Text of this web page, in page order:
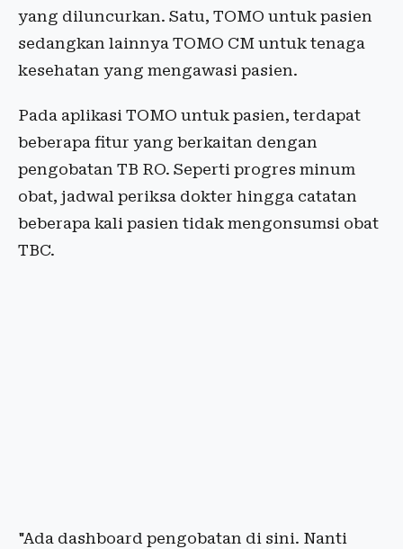
yang diluncurkan. Satu, TOMO untuk pasien
sedangkan lainnya TOMO CM untuk tenaga
kesehatan yang mengawasi pasien.
Pada aplikasi TOMO untuk pasien, terdapat
beberapa fitur yang berkaitan dengan
pengobatan TB RO. Seperti progres minum
obat, jadwal periksa dokter hingga catatan
beberapa kali pasien tidak mengonsumsi obat
TBC.
"Ada dashboard pengobatan di sini. Nanti